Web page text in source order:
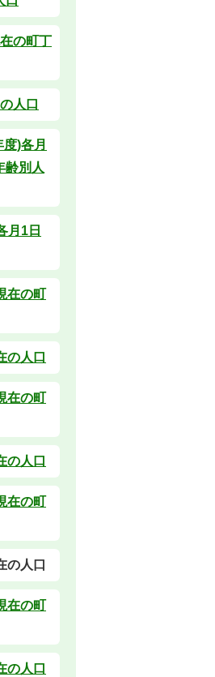
の町丁
人口
)各月
齢別人
月1日
在の町
の人口
在の町
の人口
在の町
の人口
在の町
の人口